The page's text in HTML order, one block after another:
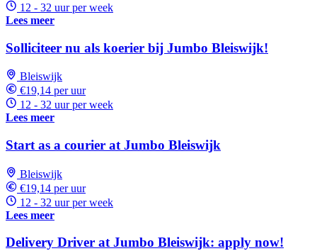
12 - 32 uur per week
Lees meer
Solliciteer nu als koerier bij Jumbo Bleiswijk!
Bleiswijk
€19,14 per uur
12 - 32 uur per week
Lees meer
Start as a courier at Jumbo Bleiswijk
Bleiswijk
€19,14 per uur
12 - 32 uur per week
Lees meer
Delivery Driver at Jumbo Bleiswijk: apply now!